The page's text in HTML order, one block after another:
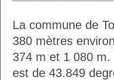
La commune de
380 mètres
374 m et 1 080 m.
est de 43.849